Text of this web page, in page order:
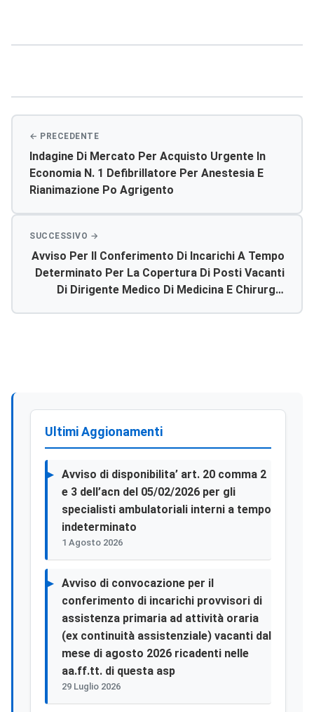
Indagine Di Mercato Per Acquisto Urgente In
Economia N. 1 Defibrillatore Per Anestesia E
Rianimazione Po Agrigento
Avviso Per Il Conferimento Di Incarichi A Tempo
Determinato Per La Copertura Di Posti Vacanti
Di Dirigente Medico Di Medicina E Chirurgia
Ultimi Aggionamenti
Avviso di disponibilita’ art. 20 comma 2
e 3 dell’acn del 05/02/2026 per gli
specialisti ambulatoriali interni a tempo
indeterminato
1 Agosto 2026
Avviso di convocazione per il
conferimento di incarichi provvisori di
assistenza primaria ad attività oraria
(ex continuità assistenziale) vacanti dal
mese di agosto 2026 ricadenti nelle
aa.ff.tt. di questa asp
29 Luglio 2026